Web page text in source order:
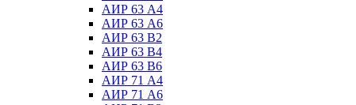
АИР 63 А4
АИР 63 А6
АИР 63 В2
АИР 63 В4
АИР 63 В6
АИР 71 А4
АИР 71 А6